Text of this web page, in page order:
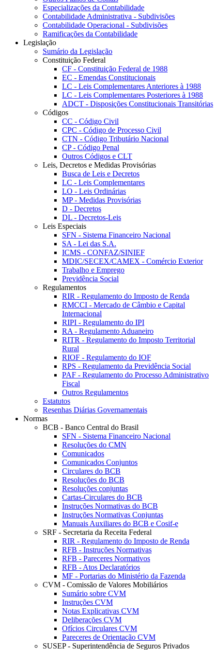
Especializações da Contabilidade
Contabilidade Administrativa - Subdivisões
Contabilidade Operacional - Subdivisões
Ramificações da Contabilidade
Legislação
Sumário da Legislação
Constituição Federal
CF - Constituição Federal de 1988
EC - Emendas Constitucionais
LC - Leis Complementares Anteriores à 1988
LC - Leis Complementares Posteriores à 1988
ADCT - Disposições Constitucionais Transitórias
Códigos
CC - Código Civil
CPC - Código de Processo Civil
CTN - Código Tributário Nacional
CP - Código Penal
Outros Códigos e CLT
Leis, Decretos e Medidas Provisórias
Busca de Leis e Decretos
LC - Leis Complementares
LO - Leis Ordinárias
MP - Medidas Provisórias
D - Decretos
DL - Decretos-Leis
Leis Especiais
SFN - Sistema Financeiro Nacional
SA - Lei das S.A.
ICMS - CONFAZ/SINIEF
MDIC/SECEX/CAMEX - Comércio Exterior
Trabalho e Emprego
Previdência Social
Regulamentos
RIR - Regulamento do Imposto de Renda
RMCCI - Mercado de Câmbio e Capital
Internacional
RIPI - Regulamento do IPI
RA - Regulamento Aduaneiro
RITR - Regulamento do Imposto Territorial
Rural
RIOF - Regulamento do IOF
RPS - Regulamento da Previdência Social
PAF - Regulamento do Processo Administrativo
Fiscal
Outros Regulamentos
Estatutos
Resenhas Diárias Governamentais
Normas
BCB - Banco Central do Brasil
SFN - Sistema Financeiro Nacional
Resoluções do CMN
Comunicados
Comunicados Conjuntos
Circulares do BCB
Resoluções do BCB
Resoluções conjuntas
Cartas-Circulares do BCB
Instruções Normativas do BCB
Instruções Normativas Conjuntas
Manuais Auxiliares do BCB e Cosif-e
SRF - Secretaria da Receita Federal
RIR - Regulamento do Imposto de Renda
RFB - Instruções Normativas
RFB - Pareceres Normativos
RFB - Atos Declaratórios
MF - Portarias do Ministério da Fazenda
CVM - Comissão de Valores Mobiliários
Sumário sobre CVM
Instruções CVM
Notas Explicativas CVM
Deliberações CVM
Ofícios Circulares CVM
Pareceres de Orientação CVM
SUSEP - Superintendência de Seguros Privados